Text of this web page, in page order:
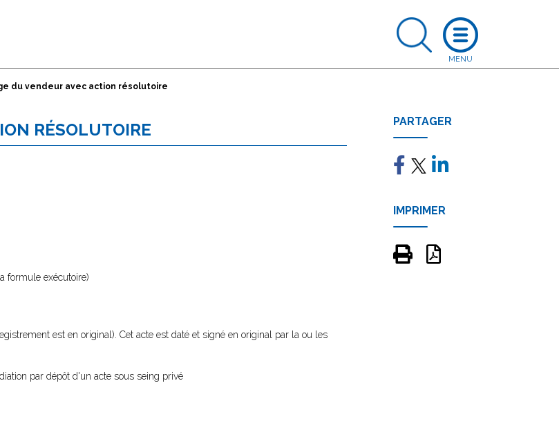
du vendeur avec action résolutoire
RÉSOLUTOIRE
formule exécutoire)
est en original). Cet acte est daté et signé en original par la ou les
par dépôt d'un acte sous seing privé
PARTAGER
IMPRIMER